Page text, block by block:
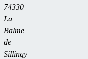
74330
La
Balme
de
Sillingy